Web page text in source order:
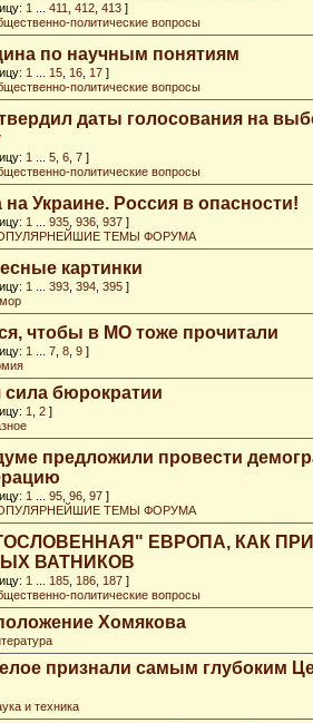
1 411 412 413 ]
политические вопросы
по научным понятиям
1 15 16 17 ]
политические вопросы
даты голосования на
1 5 6 7 ]
политические вопросы
на Украине. Россия в опасности!
1 935 936 937 ]
ТЕМЫ ФОРУМА
картинки
1 393 394 395 ]
чтобы в МО тоже прочитали
1 7 8 9 ]
сила бюрократии
1 2 ]
предложили провести
1 95 96 97 ]
ТЕМЫ ФОРУМА
ЕВРОПА, КАК
ВАТНИКОВ
1 185 186 187 ]
политические вопросы
Хомякова
признали самым глубоким
и техника